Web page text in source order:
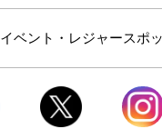
イベント・レジャースポ